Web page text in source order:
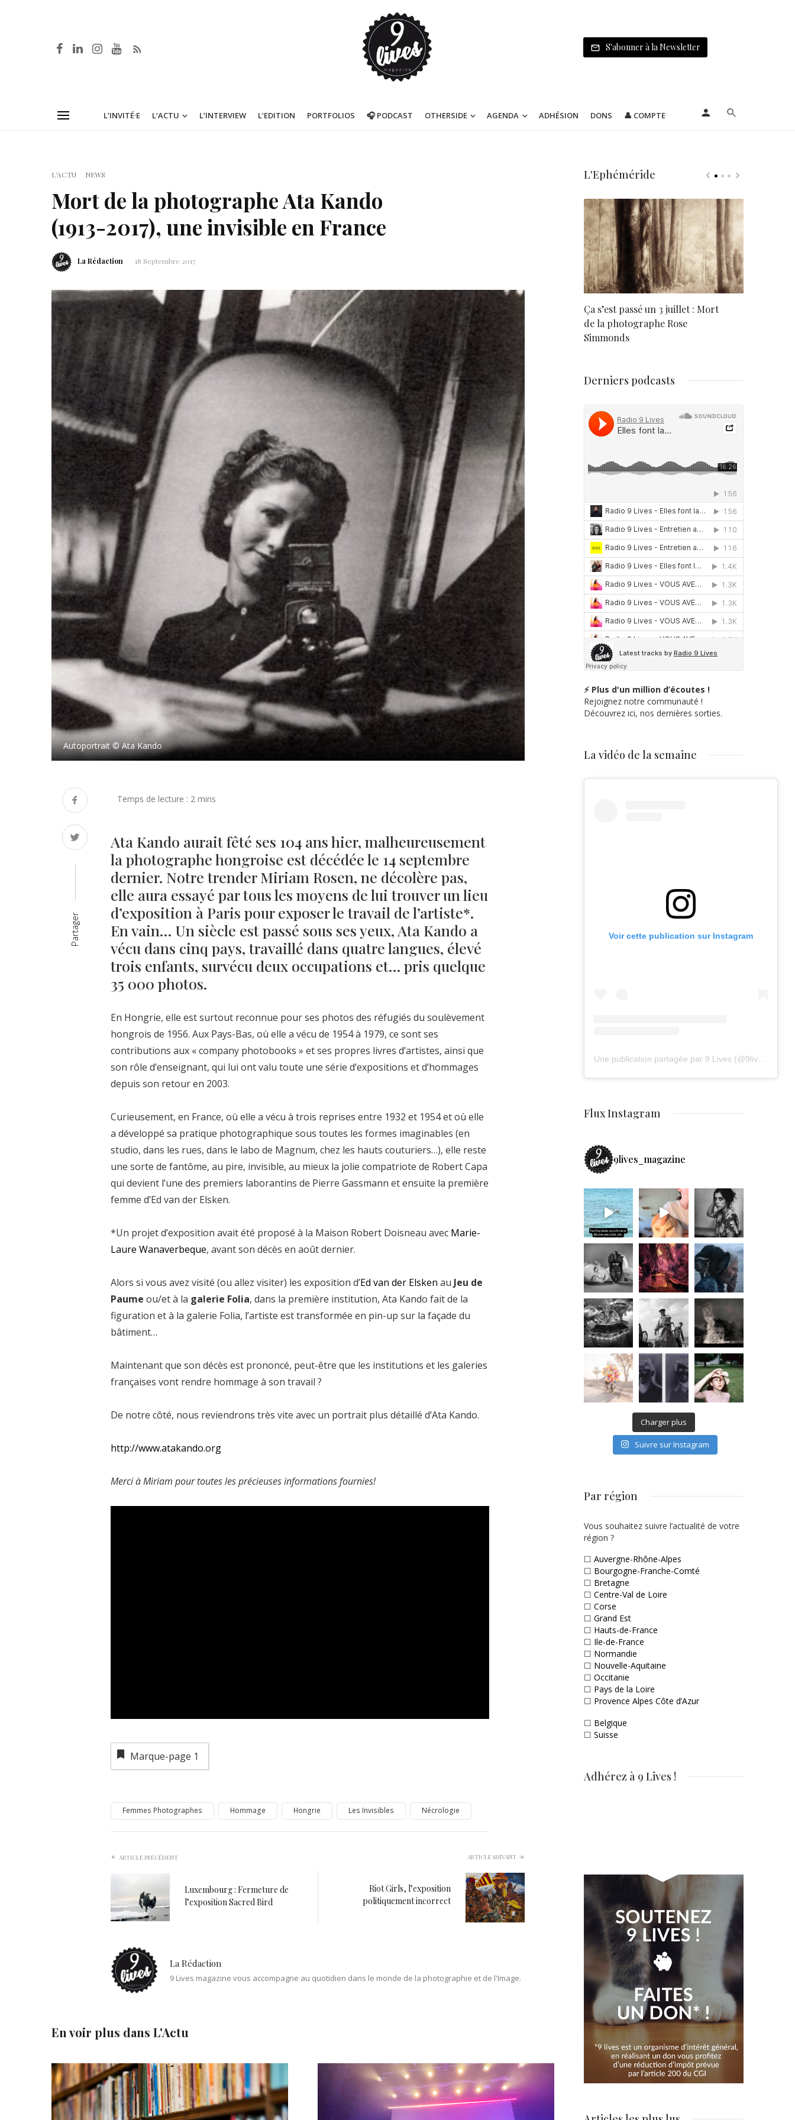
S'abonner à la Newsletter
L’INVITÉ·E L’ACTU L’INTERVIEW L’EDITION PORTFOLIOS 🎧 PODCAST OTHERSIDE AGENDA ADHÉSION DONS 👤 COMPTE
L'ACTU NEWS
Mort de la photographe Ata Kando
(1913-2017), une invisible en France
La Rédaction 18 Septembre 2017
Autoportrait © Ata Kando
Partager
Ata Kando aurait fêté ses 104 ans hier, malheureusement
la photographe hongroise est décédée le 14 septembre
dernier. Notre trender Miriam Rosen, ne décolère pas,
elle aura essayé par tous les moyens de lui trouver un lieu
d’exposition à Paris pour exposer le travail de l’artiste*.
En vain… Un siècle est passé sous ses yeux, Ata Kando a
vécu dans cinq pays, travaillé dans quatre langues, élevé
trois enfants, survécu deux occupations et… pris quelque
35 000 photos.
En Hongrie, elle est surtout reconnue pour ses photos des réfugiés du soulèvement
hongrois de 1956. Aux Pays-Bas, où elle a vécu de 1954 à 1979, ce sont ses
contributions aux « company photobooks » et ses propres livres d’artistes, ainsi que
son rôle d’enseignant, qui lui ont valu toute une série d’expositions et d’hommages
depuis son retour en 2003.
Curieusement, en France, où elle a vécu à trois reprises entre 1932 et 1954 et où elle
a développé sa pratique photographique sous toutes les formes imaginables (en
studio, dans les rues, dans le labo de Magnum, chez les hauts couturiers…), elle reste
une sorte de fantôme, au pire, invisible, au mieux la jolie compatriote de Robert Capa
qui devient l’une des premiers laborantins de Pierre Gassmann et ensuite la première
femme d’Ed van der Elsken.
*Un projet d’exposition avait été proposé à la Maison Robert Doisneau avec Marie-
Laure Wanaverbeque, avant son décès en août dernier.
Alors si vous avez visité (ou allez visiter) les exposition d’Ed van der Elsken au Jeu de
Paume ou/et à la galerie Folia, dans la première institution, Ata Kando fait de la
figuration et à la galerie Folia, l’artiste est transformée en pin-up sur la façade du
bâtiment…
Maintenant que son décès est prononcé, peut-être que les institutions et les galeries
françaises vont rendre hommage à son travail ?
De notre côté, nous reviendrons très vite avec un portrait plus détaillé d’Ata Kando.
http://www.atakando.org
Merci à Miriam pour toutes les précieuses informations fournies!
Marque-page 1
Femmes Photographes Hommage Hongrie Les Invisibles Nécrologie
ARTICLE PRÉCÉDENT
Luxembourg : Fermeture de
l’exposition Sacred Bird
ARTICLE SUIVANT
Riot Girls, l’exposition
politiquement incorrect
La Rédaction
9 Lives magazine vous accompagne au quotidien dans le monde de la photographie et de l'Image.
En voir plus dans L'Actu
L'Ephéméride
Né un 2 juillet : André Kertész
Né un 1er juillet : Léonard
Misonne
Ça s’est passé un 3 juillet : Mort
de la photographe Rose
Simmonds
Derniers podcasts
⚡ Plus d'un million d’écoutes !
Rejoignez notre communauté !
Découvrez ici, nos dernières sorties.
La vidéo de la semaine
Voir cette publication sur Instagram
Flux Instagram
9lives_magazine
Charger plus
Suivre sur Instagram
Par région
Vous souhaitez suivre l’actualité de votre
région ?
☐ Auvergne-Rhône-Alpes
☐ Bourgogne-Franche-Comté
☐ Bretagne
☐ Centre-Val de Loire
☐ Corse
☐ Grand Est
☐ Hauts-de-France
☐ Ile-de-France
☐ Normandie
☐ Nouvelle-Aquitaine
☐ Occitanie
☐ Pays de la Loire
☐ Provence Alpes Côte d’Azur
☐ Belgique
☐ Suisse
Adhérez à 9 Lives !